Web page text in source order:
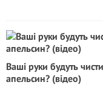
Ваші руки будуть
апельсин? (відео)